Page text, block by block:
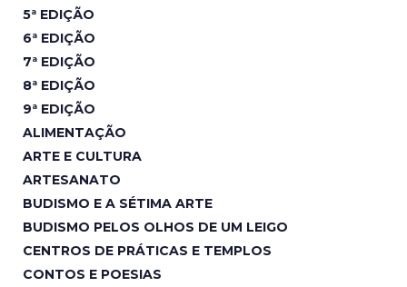
5ª EDIÇÃO
6ª EDIÇÃO
7ª EDIÇÃO
8ª EDIÇÃO
9ª EDIÇÃO
ALIMENTAÇÃO
ARTE E CULTURA
ARTESANATO
BUDISMO E A SÉTIMA ARTE
BUDISMO PELOS OLHOS DE UM LEIGO
CENTROS DE PRÁTICAS E TEMPLOS
CONTOS E POESIAS